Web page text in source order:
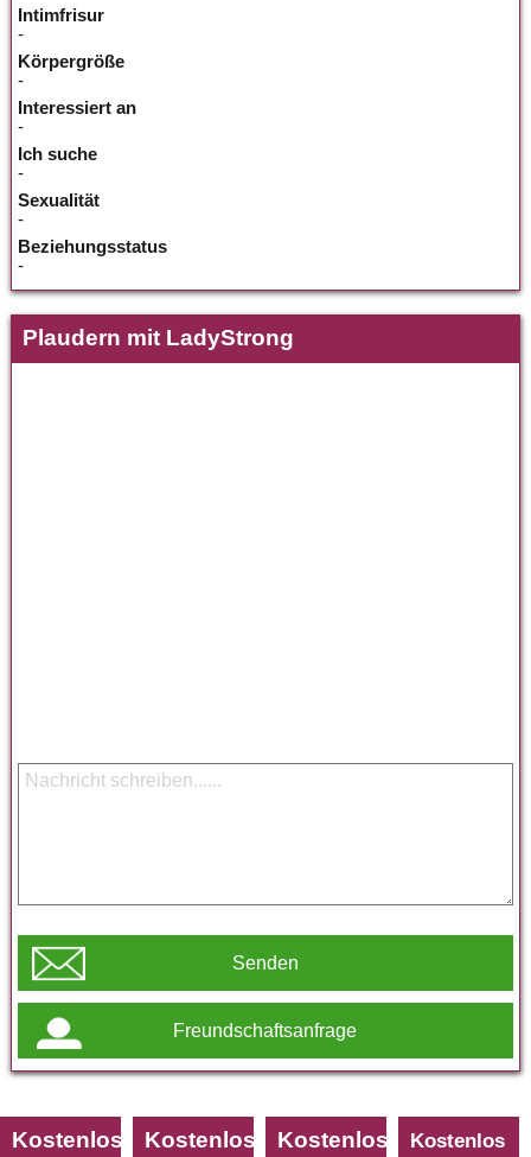
Intimfrisur
-
Körpergröße
-
Interessiert an
-
Ich suche
-
Sexualität
-
Beziehungsstatus
-
Plaudern mit LadyStrong
Senden
Freundschaftsanfrage
Kostenlos
Kostenlos
Kostenlos
Kostenlos